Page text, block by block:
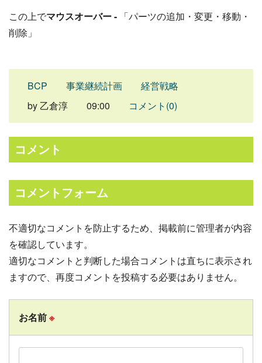
この上でマウスオーバー - 「パーツの追加・変更・移動・
削除」
BCP 事業継続計画
経営戦略
by 乙倉淳 09:00 コメント(0)
コメント
コメントフォーム
不適切なコメントを防止するため、掲載前に管理者が内容
を確認しています。
適切なコメントと判断した場合コメントは直ちに表示され
ますので、再度コメントを投稿する必要はありません。
お名前※